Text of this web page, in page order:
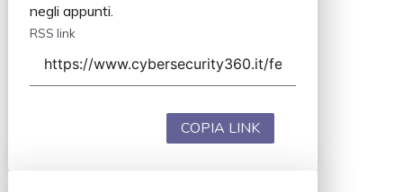
negli appunti.
RSS link
COPIA LINK